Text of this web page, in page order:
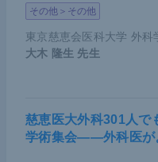
その他＞その他
東京慈恵会医科大学 外科
大木 隆生 先生
慈恵医大外科301人で
学術集会――外科医が